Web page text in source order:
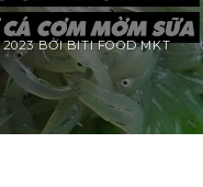
2023 BỞIBITI FOOD MKT